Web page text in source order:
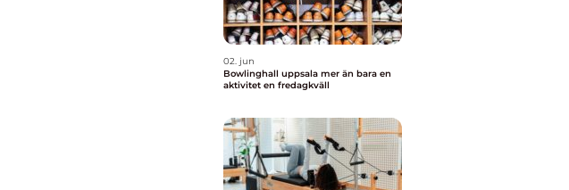
02. jun
Bowlinghall uppsala mer än bara en
aktivitet en fredagkväll